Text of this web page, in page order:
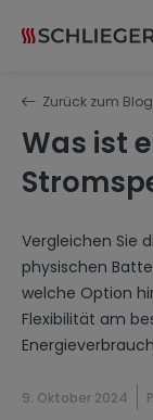
Zurück zum Blog
Was ist
Vergleichen Sie
physischen
welche Option
Flexibilität am
9. Oktober 2024